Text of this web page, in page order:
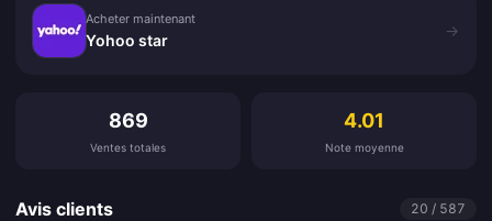
Acheter maintenant
Yohoo star
→
869
Ventes totales
4.01
Note moyenne
Avis clients 20 / 587